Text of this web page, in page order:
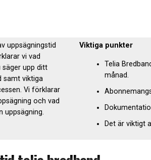
uppsägningstid
vi vad
säger upp ditt
samt viktiga
Vi förklarar
och vad
uppsägning.
Viktiga punkter
Telia
månad.
Det är viktigt